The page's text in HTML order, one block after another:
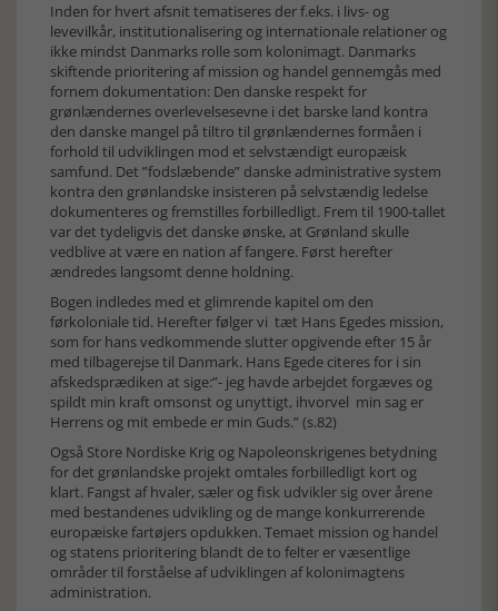
Inden for hvert afsnit tematiseres der f.eks. i livs- og
levevilkår, institutionalisering og internationale relationer og
ikke mindst Danmarks rolle som kolonimagt. Danmarks
skiftende prioritering af mission og handel gennemgås med
fornem dokumentation: Den danske respekt for
grønlændernes overlevelsesevne i det barske land kontra
den danske mangel på tiltro til grønlændernes formåen i
forhold til udviklingen mod et selvstændigt europæisk
samfund. Det ”fodslæbende” danske administrative system
kontra den grønlandske insisteren på selvstændig ledelse
dokumenteres og fremstilles forbilledligt. Frem til 1900-tallet
var det tydeligvis det danske ønske, at Grønland skulle
vedblive at være en nation af fangere. Først herefter
ændredes langsomt denne holdning.
Bogen indledes med et glimrende kapitel om den
førkoloniale tid. Herefter følger vi tæt Hans Egedes mission,
som for hans vedkommende slutter opgivende efter 15 år
med tilbagerejse til Danmark. Hans Egede citeres for i sin
afskedsprædiken at sige:”- jeg havde arbejdet forgæves og
spildt min kraft omsonst og unyttigt, ihvorvel min sag er
Herrens og mit embede er min Guds.” (s.82)
Også Store Nordiske Krig og Napoleonskrigenes betydning
for det grønlandske projekt omtales forbilledligt kort og
klart. Fangst af hvaler, sæler og fisk udvikler sig over årene
med bestandenes udvikling og de mange konkurrerende
europæiske fartøjers opdukken. Temaet mission og handel
og statens prioritering blandt de to felter er væsentlige
områder til forståelse af udviklingen af kolonimagtens
administration.